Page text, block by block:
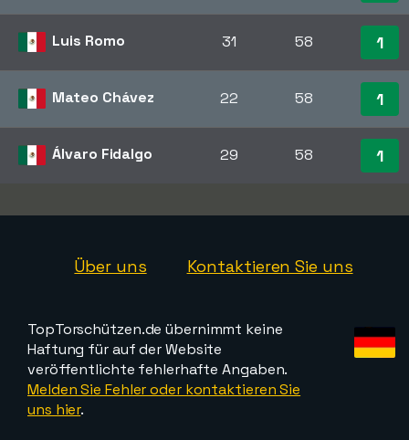
Luis Romo 31 58 1
Mateo Chávez 22 58 1
Álvaro Fidalgo 29 58 1
Über uns Kontaktieren Sie uns
TopTorschützen.de übernimmt keine
Haftung für auf der Website
veröffentlichte fehlerhafte Angaben.
Melden Sie Fehler oder kontaktieren Sie
uns hier.